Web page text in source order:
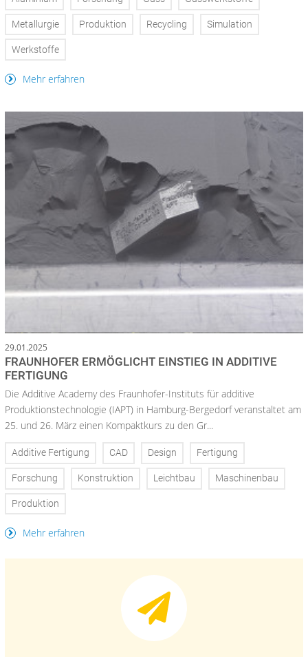
Metallurgie Produktion Recycling Simulation
Werkstoffe
Mehr erfahren
29.01.2025
FRAUNHOFER ERMÖGLICHT EINSTIEG IN ADDITIVE
FERTIGUNG
Die Additive Academy des Fraunhofer-Instituts für additive
Produktionstechnologie (IAPT) in Hamburg-Bergedorf veranstaltet am
25. und 26. März einen Kompaktkurs zu den Gr...
Additive Fertigung CAD Design Fertigung
Forschung Konstruktion Leichtbau Maschinenbau
Produktion
Mehr erfahren